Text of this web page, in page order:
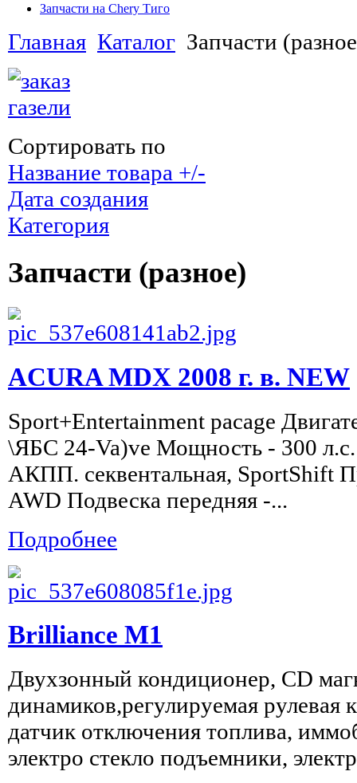
Запчасти на Chery Тиго
Главная Каталог Запчасти
Сортировать по
Название товара +/-
Дата создания
Категория
Запчасти (разное)
ACURA MDX 2008 г. в. NEW
Sport+Entertainment paсage
\ЯБС 24-Va)ve Мощность - 300 л.с.
АКПП. cеквентальная, SportShift
AWD Подвеска передняя -...
Подробнее
Brilliance M1
Двухзонный кондиционер, CD
динамиков,регулируемая
датчик отключения топлива,
электро стекло подъемники,